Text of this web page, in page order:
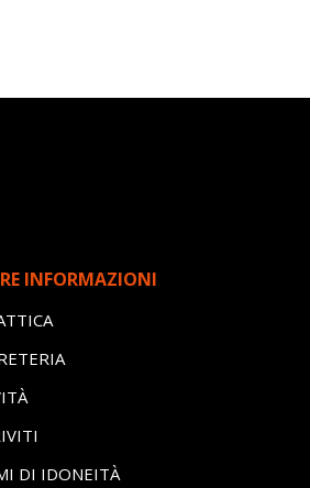
INFORMAZIONI
DI IDONEITÀ